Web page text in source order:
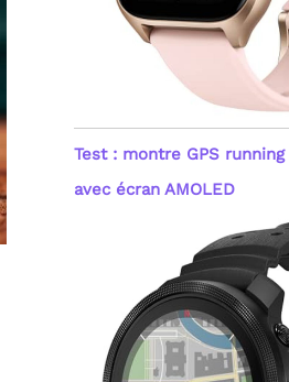
Test : montre GPS
avec écran AMOLED